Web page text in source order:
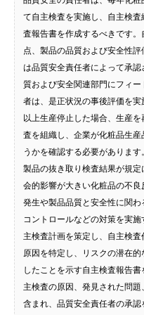
て自主検査を実施し、自主検
査報告書を作成するべきです
点、製品の品質および安全性
は品質安全責任者によって承
質および安全関連部門にフィ
者は、是正状況の事後評価を
以上生産停止した場合、生産
査を組織し、企業が化粧品生
うかを確認する必要があります。
製品の抜き取り検査結果が規
会的影響が大きい化粧品の不
発生や製品品質と安全性に関
コントロールなどの対策を実
主検査計画を策定し、自主検
原因を特定し、リスクの潜在
したことを示す自主検査報告
主検査の原因、発見された問
含まれ、品質安全責任者の承